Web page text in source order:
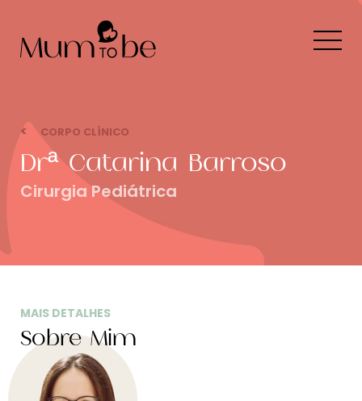
CORPO CLÍNICO
Drª Catarina Barroso
Cirurgia Pediátrica
MAIS DETALHES
Sobre Mim